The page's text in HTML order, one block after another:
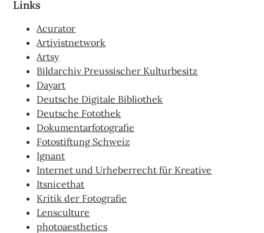
Links
Acurator
Artivistnetwork
Artsy
Bildarchiv Preussischer Kulturbesitz
Dayart
Deutsche Digitale Bibliothek
Deutsche Fotothek
Dokumentarfotografie
Fotostiftung Schweiz
Ignant
Internet und Urheberrecht für Kreative
Itsnicethat
Kritik der Fotografie
Lensculture
photoaesthetics